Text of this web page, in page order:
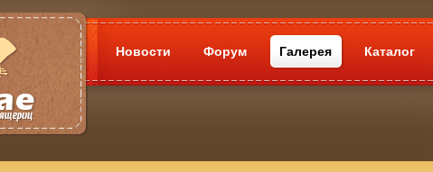
Новости Форум Галерея Каталог